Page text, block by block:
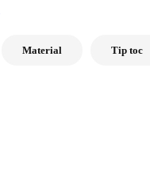
Material Tip toc